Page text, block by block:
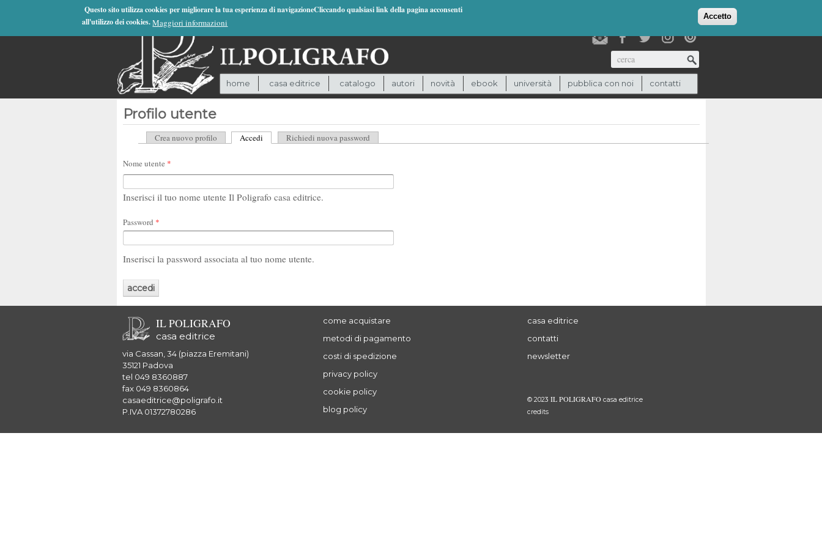
Questo sito utilizza cookies per migliorare la tua esperienza di navigazioneCliccando qualsiasi link della pagina acconsenti
all'utilizzo dei cookies. Maggiori informazioni
Accetto
(0)
Cerca
home casa editrice catalogo autori novità ebook università pubblica con noi contatti
Profilo utente
Schede primarie
Crea nuovo profilo Accedi (scheda attiva)
Richiedi nuova password
Nome utente *
Inserisci il tuo nome utente Il Poligrafo casa editrice.
Password *
Inserisci la password associata al tuo nome utente.
IL POLIGRAFO
casa editrice
via Cassan, 34 (piazza Eremitani)
35121 Padova
tel 049 8360887
fax 049 8360864
casaeditrice@poligrafo.it
P.IVA 01372780286
come acquistare
metodi di pagamento
costi di spedizione
privacy policy
cookie policy
blog policy
casa editrice
contatti
newsletter
© 2023 IL POLIGRAFO casa editrice
credits